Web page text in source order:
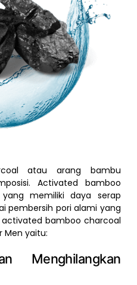
atau arang bambu
Activated bamboo
memiliki daya serap
pembersih pori alami yang
bamboo charcoal
Men yaitu:
Menghilangkan